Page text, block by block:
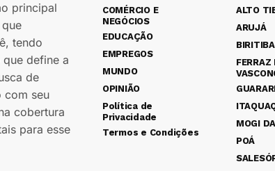
principal
tendo
define a
de
com seu
cobertura
para esse
COMÉRCIO E
NEGÓCIOS
EDUCAÇÃO
EMPREGOS
MUNDO
OPINIÃO
Política de
Privacidade
Termos e Condições
ALTO
ARUJÁ
FERRAZ
MOGI
POÁ